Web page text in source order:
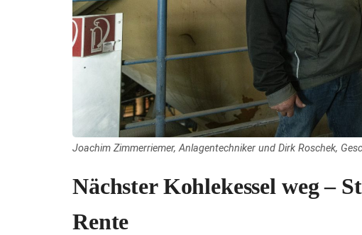
Joachim Zimmerriemer, Anlagentechniker und Dirk Roschek,
Nächster Kohlekessel weg –
Rente